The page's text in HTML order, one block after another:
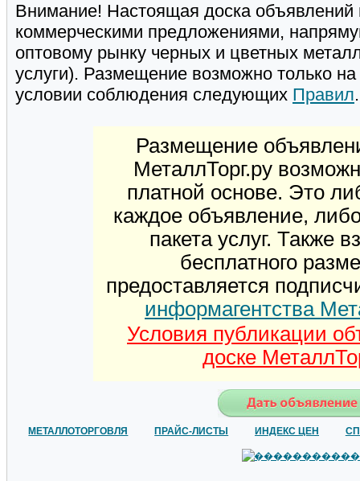
Внимание! Настоящая доска
коммерческими предложениями,
оптовому рынку черных и цветных
услуги). Размещение возможно только на
условии соблюдения следующих Правил.
Размещение
МеталлТорг.ру
платной основе. Это
каждое объявление,
пакета услуг. Также
бесплатного
предоставляется
информагентства
Условия публикации
доске
МЕТАЛЛОТОРГОВЛЯ ПРАЙС-ЛИСТЫ ИНДЕКС ЦЕН